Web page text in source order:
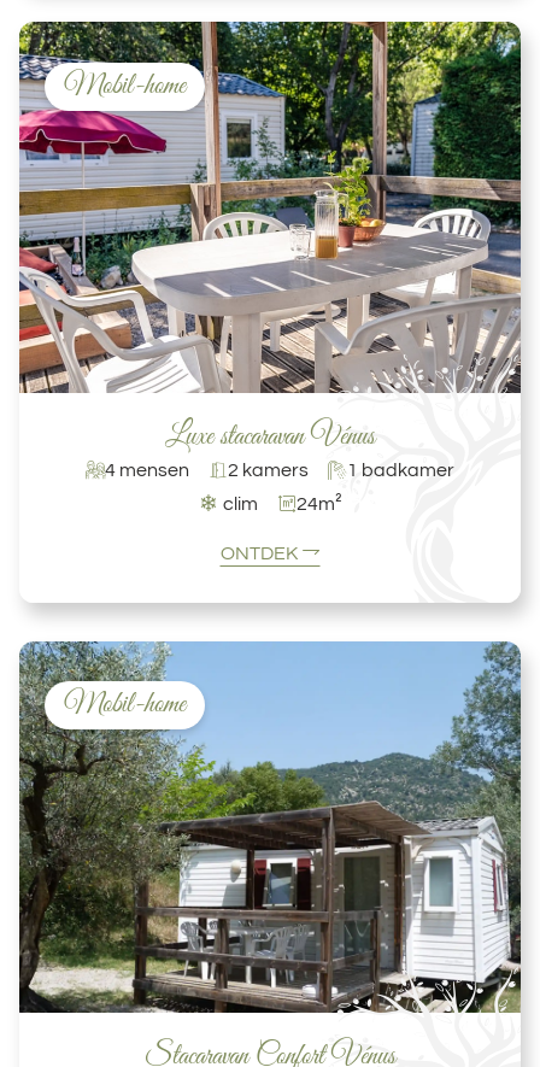
Mobil-home
Luxe stacaravan Vénus
4 mensen 2 kamers 1 badkamer
❄ clim 24m²
ONTDEK
Mobil-home
Stacaravan Confort Vénus